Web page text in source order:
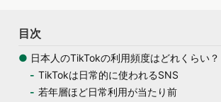
目次
● 日本人のTikTokの利用頻度はどれくらい？
TikTokは日常的に使われるSNS
若年層ほど日常利用が当たり前